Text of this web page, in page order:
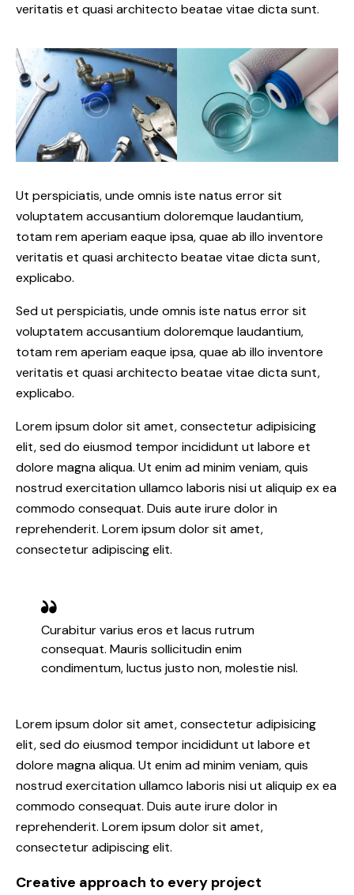
veritatis et quasi architecto beatae vitae dicta sunt.
Ut perspiciatis, unde omnis iste natus error sit
voluptatem accusantium doloremque laudantium,
totam rem aperiam eaque ipsa, quae ab illo inventore
veritatis et quasi architecto beatae vitae dicta sunt,
explicabo.
Sed ut perspiciatis, unde omnis iste natus error sit
voluptatem accusantium doloremque laudantium,
totam rem aperiam eaque ipsa, quae ab illo inventore
veritatis et quasi architecto beatae vitae dicta sunt,
explicabo.
Lorem ipsum dolor sit amet, consectetur adipisicing
elit, sed do eiusmod tempor incididunt ut labore et
dolore magna aliqua. Ut enim ad minim veniam, quis
nostrud exercitation ullamco laboris nisi ut aliquip ex ea
commodo consequat. Duis aute irure dolor in
reprehenderit. Lorem ipsum dolor sit amet,
consectetur adipiscing elit.
Curabitur varius eros et lacus rutrum
consequat. Mauris sollicitudin enim
condimentum, luctus justo non, molestie nisl.
Lorem ipsum dolor sit amet, consectetur adipisicing
elit, sed do eiusmod tempor incididunt ut labore et
dolore magna aliqua. Ut enim ad minim veniam, quis
nostrud exercitation ullamco laboris nisi ut aliquip ex ea
commodo consequat. Duis aute irure dolor in
reprehenderit. Lorem ipsum dolor sit amet,
consectetur adipiscing elit.
Creative approach to every project